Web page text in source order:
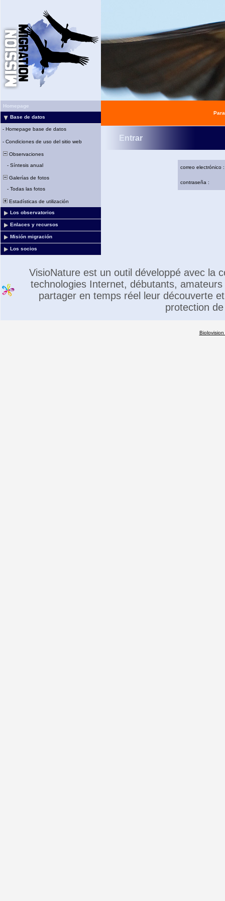
Homepage
Base de datos
- Homepage base de datos
- Condiciones de uso del sitio web
Observaciones
- Síntesis anual
Galerías de fotos
- Todas las fotos
Estadísticas de utilización
Los observatorios
Enlaces y recursos
Misión migración
Los socios
Entrar
correo electrónico :
contraseña :
VisioNature est un outil développé avec la
technologies Internet, débutants,
partager en temps réel leur découverte
protection
Biolovision